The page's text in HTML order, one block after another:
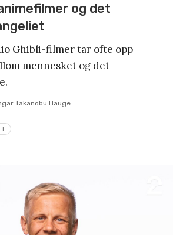
og det
Ghibli-filmer tar ofte opp
mennesket og det
Takanobu Hauge